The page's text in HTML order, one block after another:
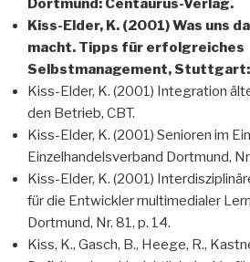
Dortmund: Centaurus-Verlag.
Kiss-Elder, K. (2001) Was uns
macht. Tipps für erfolgreiches
Selbstmanagement, Stuttgart:
Kiss-Elder, K. (2001) Integration
den Betrieb, CBT.
Kiss-Elder, K. (2001) Senioren im
Einzelhandelsverband Dortmund,
Kiss-Elder, K. (2001)
für die Entwickler rnultimedialer
Dortmund, Nr. 81, p. 14.
Kiss, K., Gasch, B., Heege, R.,